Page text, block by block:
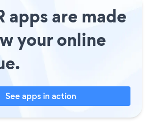
apps are made
your online
See apps in action